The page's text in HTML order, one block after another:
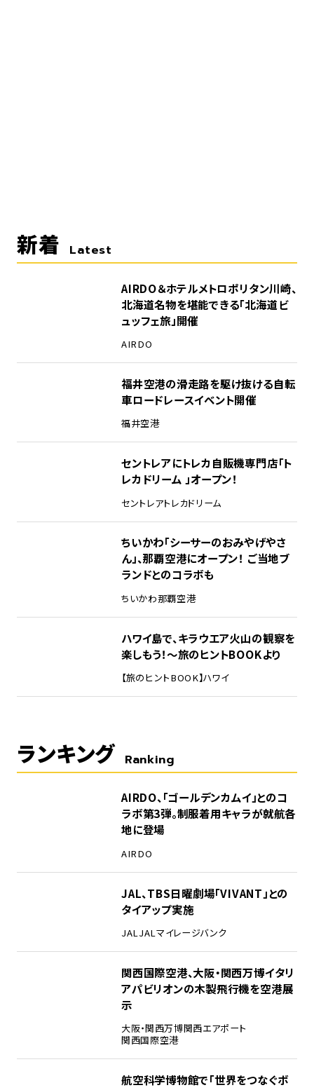
新着 Latest
AIRDO＆ホテルメトロポリタン川崎、
北海道名物を堪能できる「北海道ビ
ュッフェ旅」開催
AIRDO
福井空港の滑走路を駆け抜ける自転
車ロードレースイベント開催
福井空港
セントレアにトレカ自販機専門店「ト
レカドリーム 」オープン！
セントレアトレカドリーム
ちいかわ「シーサーのおみやげやさ
ん」、那覇空港にオープン！ ご当地ブ
ランドとのコラボも
ちいかわ那覇空港
ハワイ島で、キラウエア火山の観察を
楽しもう！～旅のヒントBOOKより
【旅のヒントBOOK】ハワイ
ランキング Ranking
AIRDO、「ゴールデンカムイ」とのコ
ラボ第3弾。制服着用キャラが就航各
地に登場
AIRDO
JAL、TBS日曜劇場「VIVANT」との
タイアップ実施
JALJALマイレージバンク
関西国際空港、大阪・関西万博イタリ
アパビリオンの木製飛行機を空港展
示
大阪・関西万博関西エアポート
関西国際空港
航空科学博物館で「世界をつなぐボ